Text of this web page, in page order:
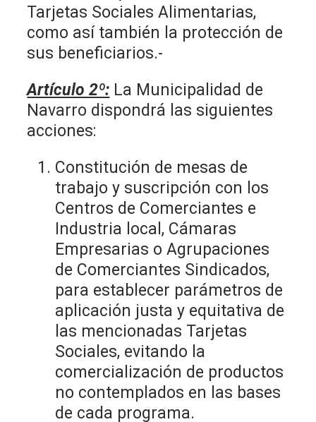
Tarjetas Sociales Alimentarias,
como así también la protección de
sus beneficiarios.-
Artículo 2º: La Municipalidad de
Navarro dispondrá las siguientes
acciones:
Constitución de mesas de
trabajo y suscripción con los
Centros de Comerciantes e
Industria local, Cámaras
Empresarias o Agrupaciones
de Comerciantes Sindicados,
para establecer parámetros de
aplicación justa y equitativa de
las mencionadas Tarjetas
Sociales, evitando la
comercialización de productos
no contemplados en las bases
de cada programa.